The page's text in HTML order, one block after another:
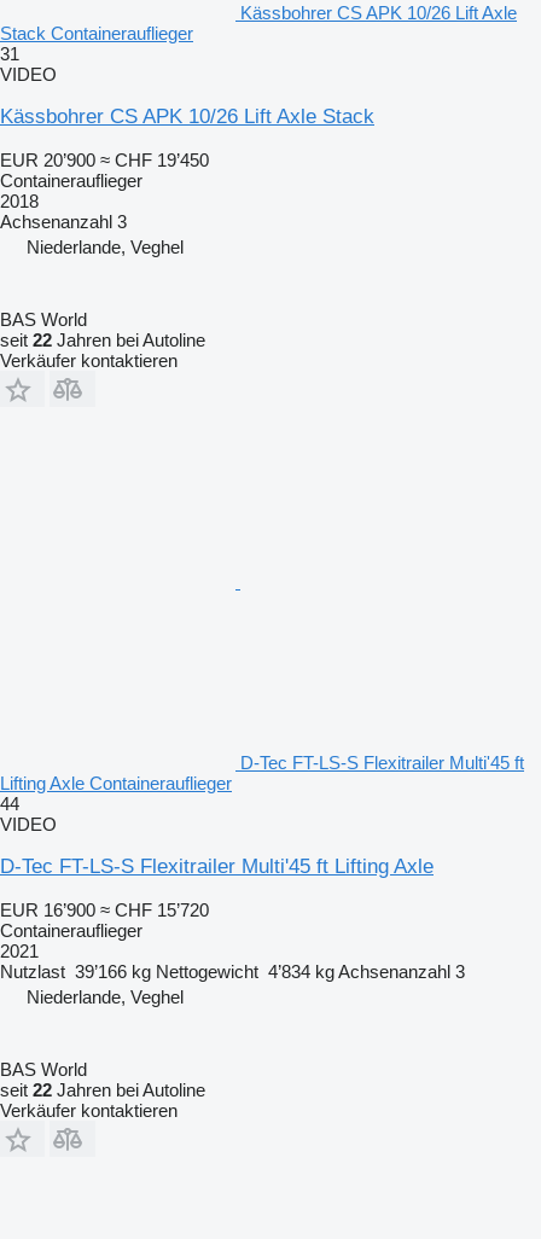
Kässbohrer CS APK 10/26 Lift Axle
Stack Containerauflieger
31
VIDEO
Kässbohrer CS APK 10/26 Lift Axle Stack
EUR 20’900 ≈ CHF 19’450
Containerauflieger
2018
Achsenanzahl 3
Niederlande, Veghel
BAS World
seit 22 Jahren bei Autoline
Verkäufer kontaktieren
D-Tec FT-LS-S Flexitrailer Multi'45 ft
Lifting Axle Containerauflieger
44
VIDEO
D-Tec FT-LS-S Flexitrailer Multi'45 ft Lifting Axle
EUR 16’900 ≈ CHF 15’720
Containerauflieger
2021
Nutzlast 39’166 kg Nettogewicht 4’834 kgAchsenanzahl 3
Niederlande, Veghel
BAS World
seit 22 Jahren bei Autoline
Verkäufer kontaktieren